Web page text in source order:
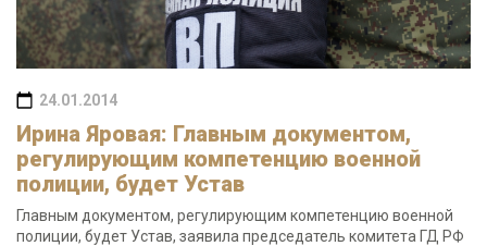
24.01.2014
Ирина Яровая: Главным документом,
регулирующим компетенцию военной
полиции, будет Устав
Главным документом, регулирующим компетенцию военной
полиции, будет Устав, заявила председатель комитета ГД РФ